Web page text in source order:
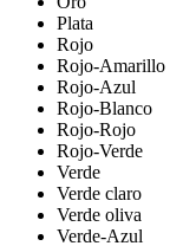
Plata
Rojo
Rojo-Amarillo
Rojo-Azul
Rojo-Blanco
Rojo-Rojo
Rojo-Verde
Verde
Verde claro
Verde oliva
Verde-Azul